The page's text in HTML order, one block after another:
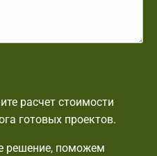
расчет стоимости
готовых проектов.
решение, поможем